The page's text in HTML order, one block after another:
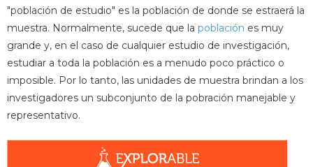
"población de estudio" es la población de donde se estraerá la
muestra. Normalmente, sucede que la población es muy
grande y, en el caso de cualquier estudio de investigación,
estudiar a toda la población es a menudo poco práctico o
imposible. Por lo tanto, las unidades de muestra brindan a los
investigadores un subconjunto de la pobración manejable y
representativo.